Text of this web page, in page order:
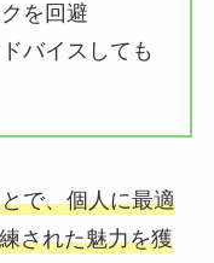
を回避
バイスしても
で、個人に最適
された魅力を獲